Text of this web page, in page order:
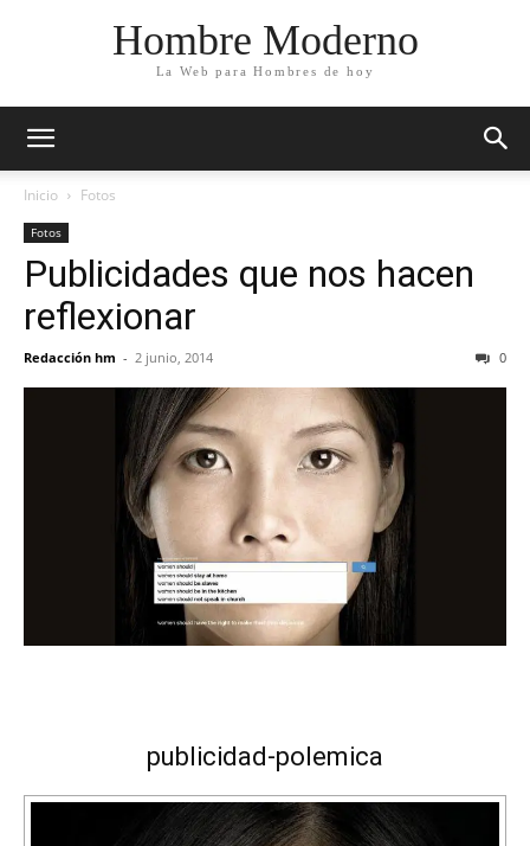
Hombre Moderno
La Web para Hombres de hoy
Inicio Fotos
Fotos
Publicidades que nos hacen
reflexionar
Redacción hm - 2 junio, 2014 0
publicidad-polemica